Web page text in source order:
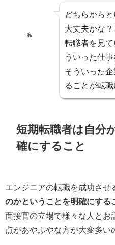
私
どちらから
大丈夫かな
転職者を見
ういった仕事
そういった企
ることが転
短期転職者は自分
確にすること
エンジニアの転職を成功させ
のかということを明確にする
面接官の立場で様々な人とお
点があやふやな方が大変多い